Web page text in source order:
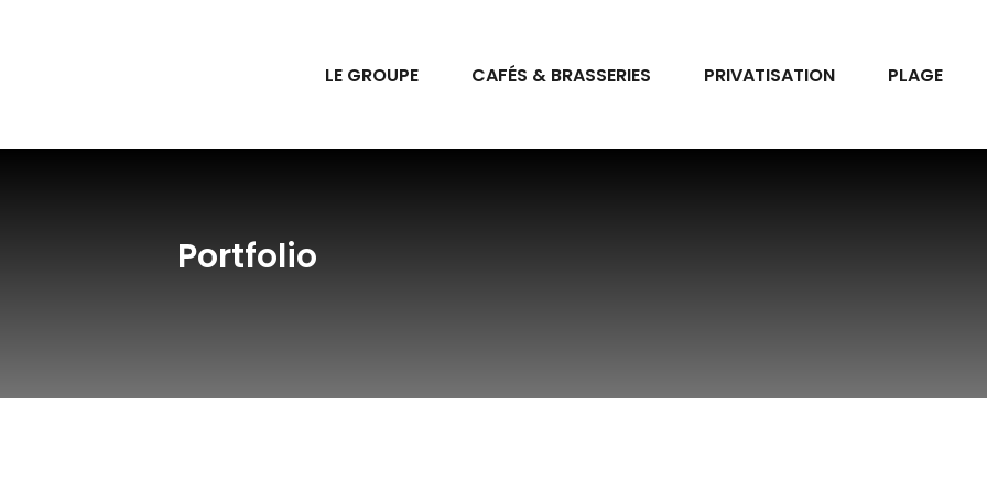
LE GROUPE CAFÉS & BRASSERIES PRIVATISATION PLAGE
Portfolio